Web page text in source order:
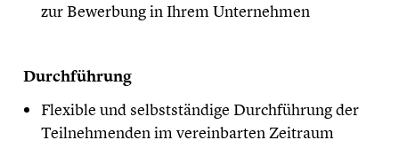
zur Bewerbung in Ihrem Unternehmen
​Durchführung
Flexible und selbstständige Durchführung der
Teilnehmenden im vereinbarten Zeitraum